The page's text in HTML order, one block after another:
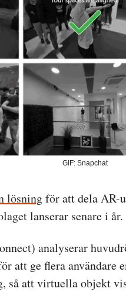
GIF: Snapchat
lösningför att dela AR-
lanserar senare i år.
analyserar
att ge flera användare
så att virtuella objekt